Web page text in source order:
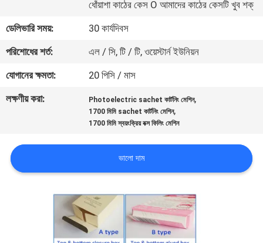
গুণমান
নিয়ন্ত্রণ
আমাদের
সাথে
খবর
ধোঁয়াশা কাঠের কেস O আমাদের কাঠের কেসটি খুব শক্
ডেলিভারি সময়:
30 কার্যদিবস
পরিশোধের শর্ত:
এল / সি, টি / টি, ওয়েস্টার্ন ইউনিয়ন
যোগানের ক্ষমতা:
20 পিসি / মাস
লক্ষণীয় করা:
Photoelectric sachet কার্টনিং মেশিন,
1700 মিমি sachet কার্টনিং মেশিন,
1700 মিমি স্বয়ংক্রিয় বক্স ফিলিং মেশিন
ভালো দাম